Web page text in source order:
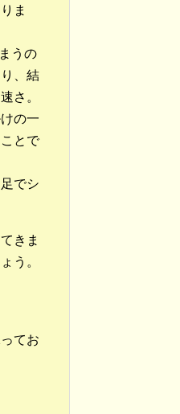
ま
うの
、結
さ。
の一
とで
でシ
きま
う。
てお